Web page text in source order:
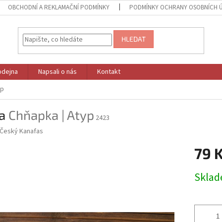
OBCHODNÍ A REKLAMAČNÍ PODMÍNKY PODMÍNKY OCHRANY OSOBNÍCH
HLEDAT
Napsali o nás
Kontakt
Chňapka | Atyp 2423
Český Kanafas
79
cena: